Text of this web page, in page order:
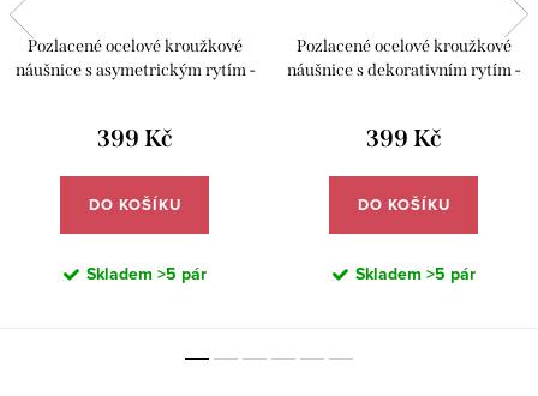
Pozlacené ocelové kroužkové
náušnice s asymetrickým rytím -
399 Kč
DO KOŠÍKU
Skladem >5 pár
Pozlacené ocelové kroužkové
náušnice s dekorativním rytím -
399 Kč
DO KOŠÍKU
Skladem >5 pár